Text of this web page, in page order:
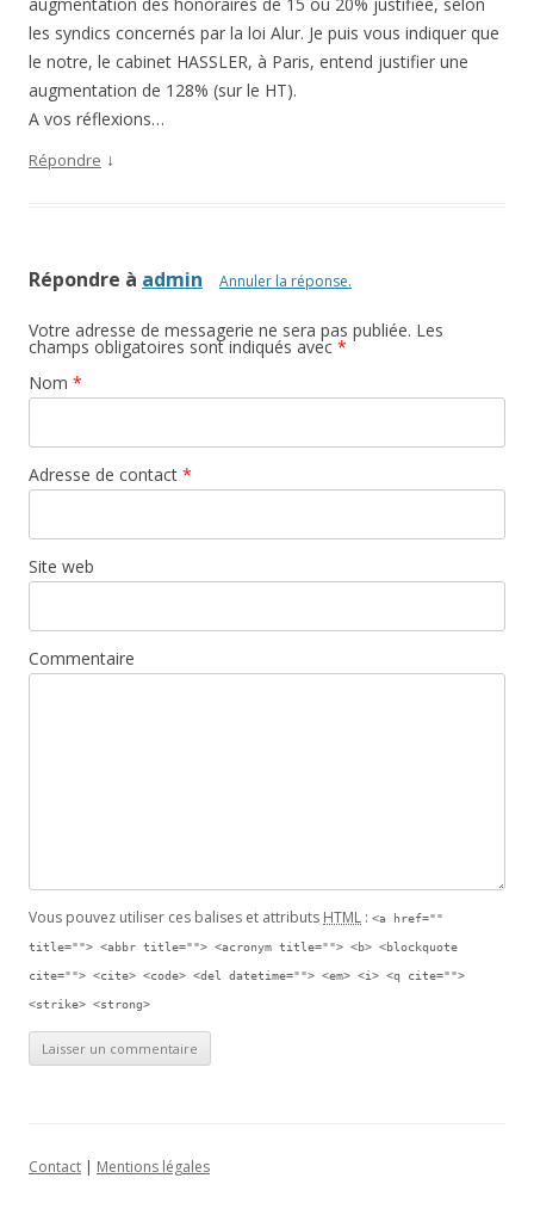
les syndics concernés par la loi Alur. Je puis vous indiquer que
le notre, le cabinet HASSLER, à Paris, entend justifier une
augmentation de 128% (sur le HT).
A vos réflexions…
Répondre ↓
Répondre à admin Annuler la réponse.
Votre adresse de messagerie ne sera pas publiée. Les
champs obligatoires sont indiqués avec *
Nom *
Adresse de contact *
Site web
Commentaire
Vous pouvez utiliser ces balises et attributs HTML : <a href=""
title=""> <abbr title=""> <acronym title=""> <b> <blockquote
cite=""> <cite> <code> <del datetime=""> <em> <i> <q cite="">
<strike> <strong>
Contact | Mentions légales